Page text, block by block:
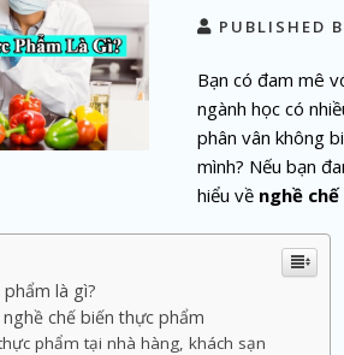
PUBLISHED
Bạn có đam mê
ngành học có
phân vân không
mình? Nếu bạn
hiểu về nghề
là gì?
chế biến thực phẩm
phẩm tại nhà hàng, khách sạn